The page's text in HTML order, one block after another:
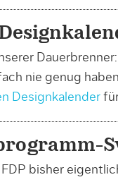
nie genug
Designkalenderfür
bisher